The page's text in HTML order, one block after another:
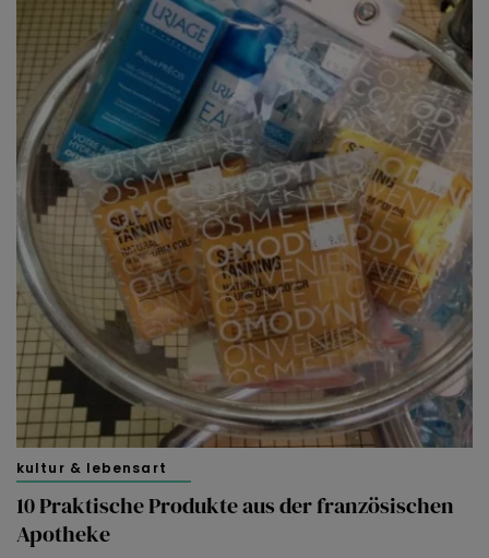
kultur & lebensart
10 Praktische Produkte aus der französischen
Apotheke